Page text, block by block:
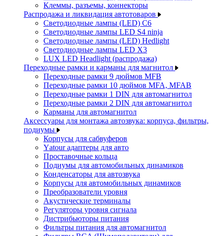
Клеммы, разъемы, коннекторы
Распродажа и ликвидация автотоваров
Светодиодные лампы (LED) C6
Светодиодные лампы LED S4 ninja
Светодиодные лампы (LED) Hedlight
Светодиодные лампы LED X3
LUX LED Headlight (распродажа)
Переходные рамки и карманы для магнитол
Переходные рамки 9 дюймов MFB
Переходные рамки 10 дюймов MFA, MFAB
Переходные рамки 1 DIN для автомагнитол
Переходные рамки 2 DIN для автомагнитол
Карманы для автомагнитол
Аксессуары для монтажа автозвука: корпуса, фильтры,
подиумы
Корпусы для сабвуферов
Yаtour адаптеры для авто
Проставочные кольца
Подиумы для автомобильных динамиков
Конденсаторы для автозвука
Корпусы для автомобильных динамиков
Преобразователи уровня
Акустические терминалы
Регуляторы уровня сигнала
Дистрибьюторы питания
Фильтры питания для автомагнитол